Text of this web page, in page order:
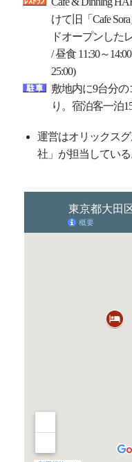
けて旧「Cafe
ドオープンした
/ 昼食 11:30～
25:00)
敷地内に9台分
り。宿泊客一泊
運営はオリックス
社」が担当している